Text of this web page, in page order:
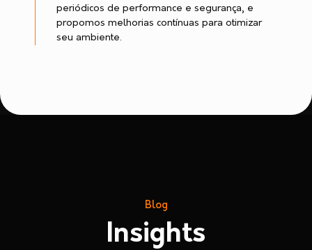
periódicos de performance e segurança, e
propomos melhorias contínuas para otimizar
seu ambiente.
Blog
Insights